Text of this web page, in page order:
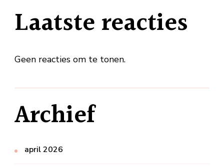
Laatste reacties
Geen reacties om te tonen.
Archief
april 2026